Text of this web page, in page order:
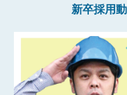
新卒採用